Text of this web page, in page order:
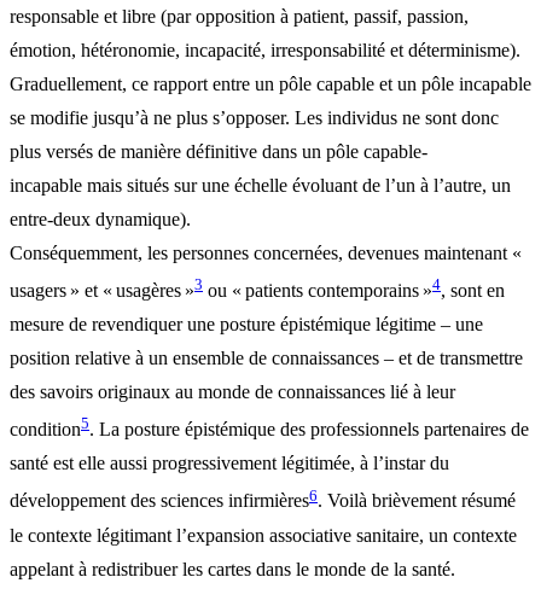
responsable et libre (par opposition à patient, passif, passion,
émotion, hétéronomie, incapacité, irresponsabilité et déterminisme).
Graduellement, ce rapport entre un pôle capable et un pôle incapable
se modifie jusqu’à ne plus s’opposer. Les individus ne sont donc
plus versés de manière définitive dans un pôle capable-
incapable mais situés sur une échelle évoluant de l’un à l’autre, un
entre-deux dynamique).
Conséquemment, les personnes concernées, devenues maintenant «
usagers » et « usagères »3 ou « patients contemporains »4, sont en
mesure de revendiquer une posture épistémique légitime – une
position relative à un ensemble de connaissances – et de transmettre
des savoirs originaux au monde de connaissances lié à leur
condition5. La posture épistémique des professionnels partenaires de
santé est elle aussi progressivement légitimée, à l’instar du
développement des sciences infirmières6. Voilà brièvement résumé
le contexte légitimant l’expansion associative sanitaire, un contexte
appelant à redistribuer les cartes dans le monde de la santé.